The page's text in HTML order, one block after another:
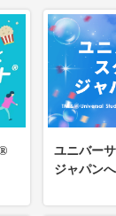
ユニバー
ジャパン